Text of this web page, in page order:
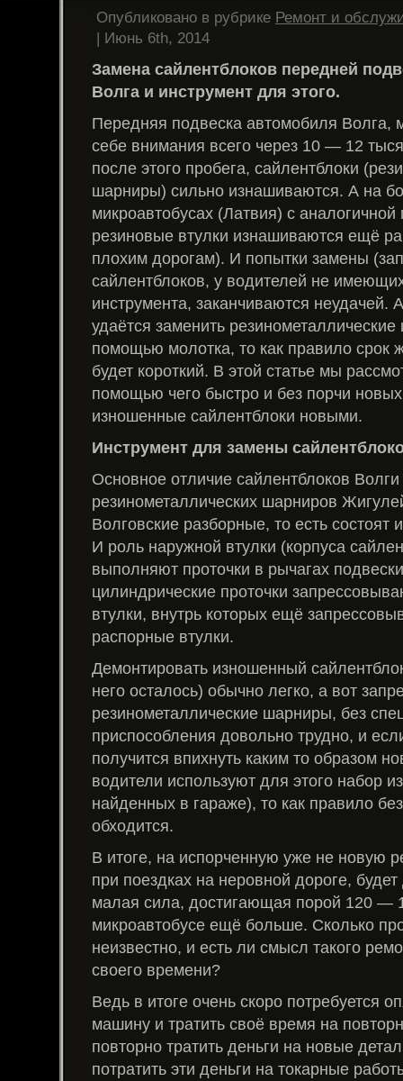
Опубликовано в рубрике Ремонт и
| Июнь 6th, 2014
Замена сайлентблоков передней
Волга и инструмент для этого.
Передняя подвеска автомобиля Волга,
себе внимания всего через 10 — 12
после этого пробега, сайлентблоки
шарниры) сильно изнашиваются. А на
микроавтобусах (Латвия) с аналогичной
резиновые втулки изнашиваются ещё
плохим дорогам). И попытки замены
сайлентблоков, у водителей не
инструмента, заканчиваются неудачей.
удаётся заменить
помощью молотка, то как правило срок
будет короткий. В этой статье мы
помощью чего быстро и без порчи
изношенные сайлентблоки новыми.
Инструмент для замены
Основное отличие сайлентблоков Волги
резинометаллических шарниров
Волговские разборные, то есть состоят
И роль наружной втулки (корпуса
выполняют проточки в рычагах
цилиндрические проточки
втулки, внутрь которых ещё
распорные втулки.
Демонтировать изношенный
него осталось) обычно легко, а вот
резинометаллические шарниры, без
приспособления довольно трудно, и
получится впихнуть каким то образом
водители используют для этого набор
найденных в гараже), то как правило
обходится.
В итоге, на испорченную уже не новую
при поездках на неровной дороге,
малая сила, достигающая порой 120 —
микроавтобусе ещё больше. Сколько
неизвестно, и есть ли смысл такого
своего времени?
Ведь в итоге очень скоро потребуется
машину и тратить своё время на
повторно тратить деньги на новые
потратить эти деньги на токарные